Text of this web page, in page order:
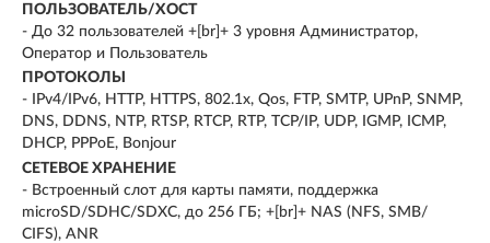
ПОЛЬЗОВАТЕЛЬ/ХОСТ
- До 32 пользователей +[br]+ 3 уровня Администратор,
Оператор и Пользователь
ПРОТОКОЛЫ
- IPv4/IPv6, HTTP, HTTPS, 802.1x, Qos, FTP, SMTP, UPnP, SNMP,
DNS, DDNS, NTP, RTSP, RTCP, RTP, TCP/IP, UDP, IGMP, ICMP,
DHCP, PPPoE, Bonjour
СЕТЕВОЕ ХРАНЕНИЕ
- Встроенный слот для карты памяти, поддержка
microSD/SDHC/SDXC, до 256 ГБ; +[br]+ NAS (NFS, SMB/
CIFS), ANR